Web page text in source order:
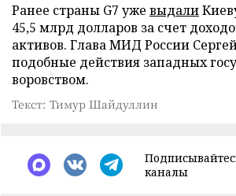
Ранее страны G7 уже выдали
45,5 млрд долларов за счет
активов. Глава МИД России
подобные действия западных
воровством.
Текст: Тимур Шайдуллин
каналы